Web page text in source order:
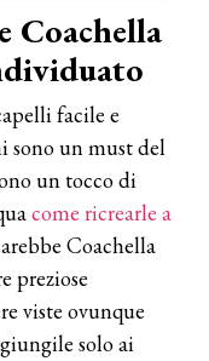
Coachella
facile e
sono un must del
un tocco di
come ricrearle a
Coachella
preziose
viste ovunque
solo ai